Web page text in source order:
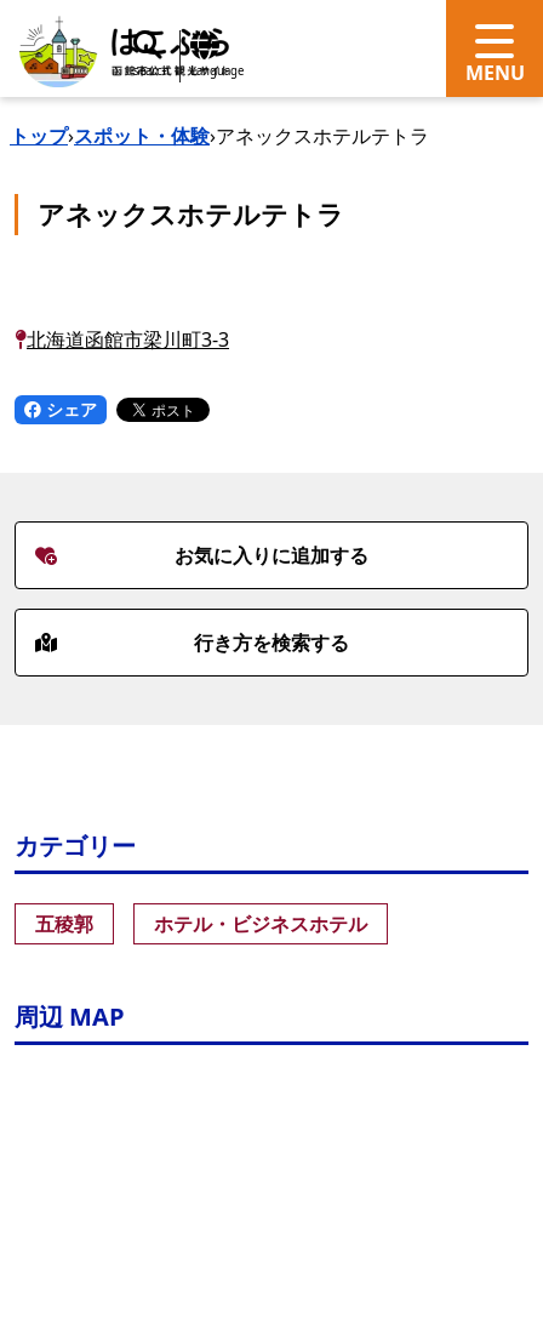
search Language
トップ›スポット・体験›アネックスホテルテトラ
アネックスホテルテトラ
北海道函館市梁川町3-3
シェア
お気に入りに追加する
行き方を検索する
カテゴリー
五稜郭 ホテル・ビジネスホテル
周辺 MAP